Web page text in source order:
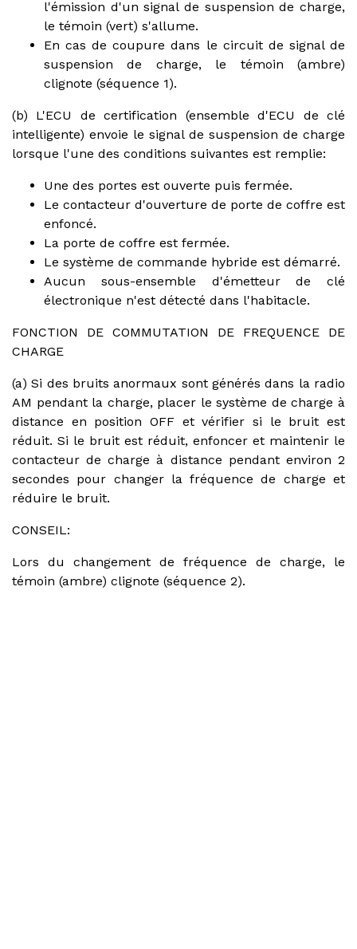
l'émission d'un signal de suspension de charge,
le témoin (vert) s'allume.
En cas de coupure dans le circuit de signal de
suspension de charge, le témoin (ambre)
clignote (séquence 1).
(b) L'ECU de certification (ensemble d'ECU de clé
intelligente) envoie le signal de suspension de charge
lorsque l'une des conditions suivantes est remplie:
Une des portes est ouverte puis fermée.
Le contacteur d'ouverture de porte de coffre est
enfoncé.
La porte de coffre est fermée.
Le système de commande hybride est démarré.
Aucun sous-ensemble d'émetteur de clé
électronique n'est détecté dans l'habitacle.
FONCTION DE COMMUTATION DE FREQUENCE DE
CHARGE
(a) Si des bruits anormaux sont générés dans la radio
AM pendant la charge, placer le système de charge à
distance en position OFF et vérifier si le bruit est
réduit. Si le bruit est réduit, enfoncer et maintenir le
contacteur de charge à distance pendant environ 2
secondes pour changer la fréquence de charge et
réduire le bruit.
CONSEIL:
Lors du changement de fréquence de charge, le
témoin (ambre) clignote (séquence 2).